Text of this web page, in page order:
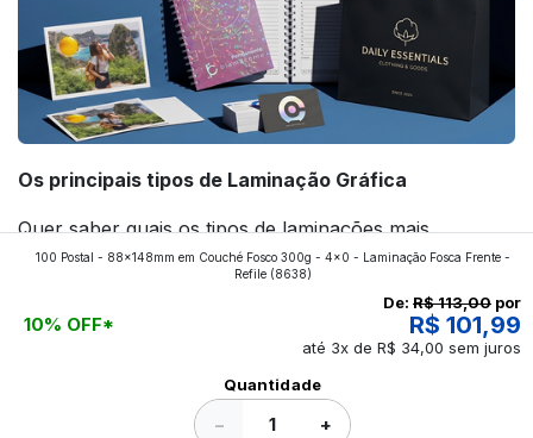
Os principais tipos de Laminação Gráfica
Quer saber quais os tipos de laminações mais
aplicados nos impressos da gráfica FuturaIM? Então,
continue a leitura que vamos revelar para você!
100 Postal - 88x148mm em Couché Fosco 300g - 4x0 - Laminação Fosca Frente -
Refile(8638)
10% OFF*
De: R$ 113,00 por
R$ 101,99
até 3x de R$ 34,00 sem juros
Quantidade
− +